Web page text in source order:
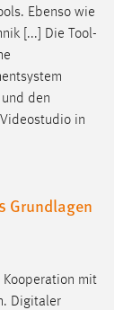
Ebenso wie
[...] Die Tool-
den
in
Grundlagen
mit
Digitaler